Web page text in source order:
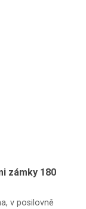
zámky 180
v posilovně